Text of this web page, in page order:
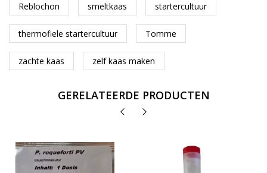
Reblochon smeltkaas startercultuur
thermofiele startercultuur Tomme
zachte kaas zelf kaas maken
GERELATEERDE PRODUCTEN